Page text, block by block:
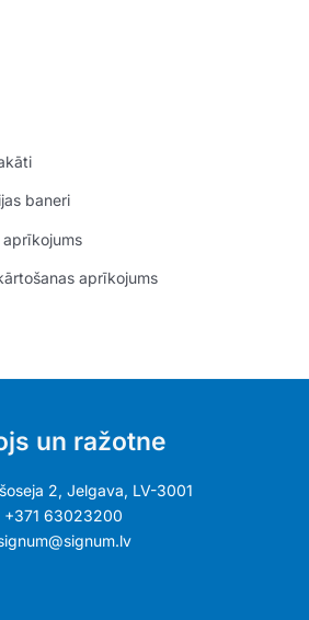
baneri
aprīkojums
un ražotne
2, Jelgava, LV-3001
+371 63023200